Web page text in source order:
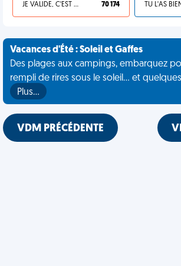
JE VALIDE, C'EST UNE VDM 70 174
Vacances d'Été : Soleil et Gaffes
Des plages aux campings, embarquez
rempli de rires sous le soleil... et
Plus…
VDM PRÉCÉDENTE